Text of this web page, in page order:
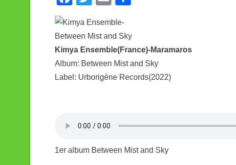
c
e
b
o
tt
er
ail
e
Kimya Ensemble(France)-Maramaros
Album: Between Mist and Sky
Label: Urborigène Records(2022)
1er album Between Mist and Sky